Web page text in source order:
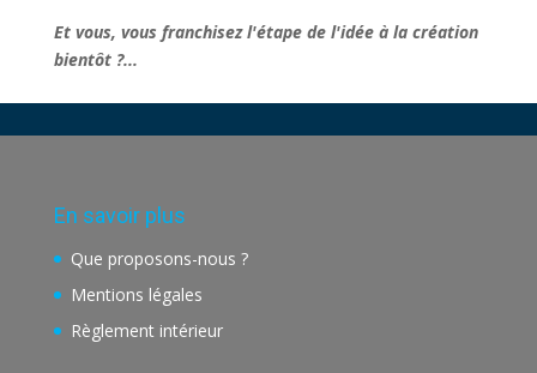
Et vous, vous franchisez l'étape de l'idée à la création
bientôt ?...
En savoir plus
Que proposons-nous ?
Mentions légales
Règlement intérieur